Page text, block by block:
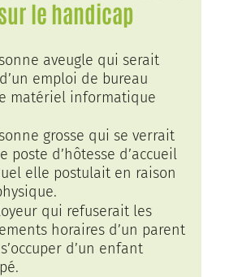
le handicap
aveugle qui serait
emploi de bureau
matériel informatique
grosse qui se verrait
poste d’hôtesse d’accueil
elle postulait en raison
qui refuserait les
horaires d’un parent
d’un enfant